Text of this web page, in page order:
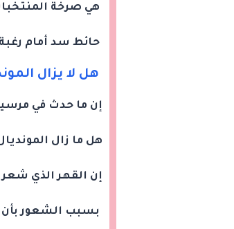
هي صرخة
حائط سد أمام
هل لا يزال
إن ما حدث في
هل ما زال
إن القهر الذي
بسبب الشعور بأن